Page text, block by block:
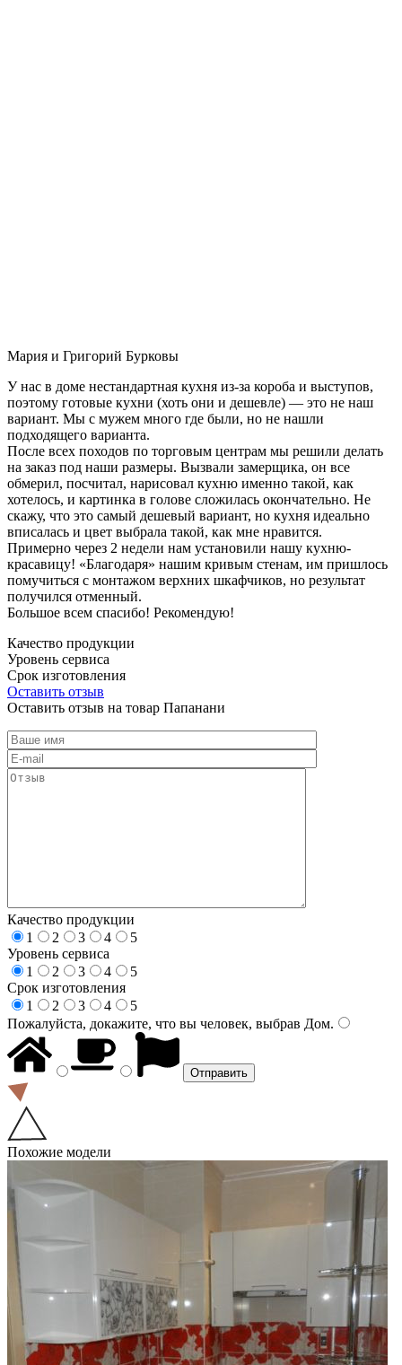
Мария и Григорий Бурковы
У нас в доме нестандартная кухня из-за короба и выступов,
поэтому готовые кухни (хоть они и дешевле) — это не наш
вариант. Мы с мужем много где были, но не нашли
подходящего варианта.
После всех походов по торговым центрам мы решили делать
на заказ под наши размеры. Вызвали замерщика, он все
обмерил, посчитал, нарисовал кухню именно такой, как
хотелось, и картинка в голове сложилась окончательно. Не
скажу, что это самый дешевый вариант, но кухня идеально
вписалась и цвет выбрала такой, как мне нравится.
Примерно через 2 недели нам установили нашу кухню-
красавицу! «Благодаря» нашим кривым стенам, им пришлось
помучиться с монтажом верхних шкафчиков, но результат
получился отменный.
Большое всем спасибо! Рекомендую!
Качество продукции
Уровень сервиса
Срок изготовления
Оставить отзыв
Оставить отзыв на товар Папанани
Качество продукции
1
2 3 4
5
Уровень сервиса
1
2 3 4
5
Срок изготовления
1
2 3 4
5
Пожалуйста, докажите, что вы человек, выбрав Дом.
Похожие модели